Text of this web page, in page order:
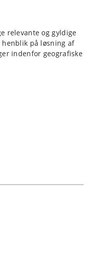
relevante og gyldige
på løsning af
indenfor geografiske